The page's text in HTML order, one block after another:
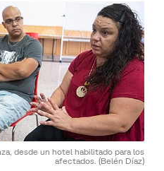
desde un hotel habilitado para los
afectados. (Belén Díaz)